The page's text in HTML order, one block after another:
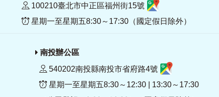
100210臺北市中正區福州街15號
星期一至星期五8:30～17:30（國定假日除外）
南投辦公區
540202南投縣南投市省府路4號
星期一至星期五8:30～12:30 | 13:30～17:30